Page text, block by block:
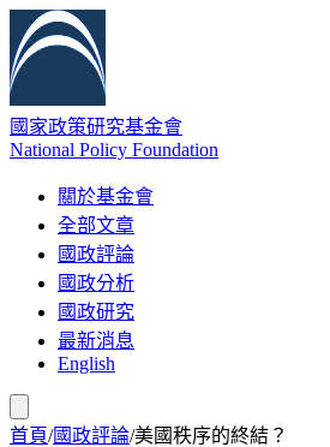
國家政策研究基金會
National Policy Foundation
關於基金會
全部文章
國政評論
國政分析
國政研究
最新消息
English
首頁/國政評論/美國秩序的終結？